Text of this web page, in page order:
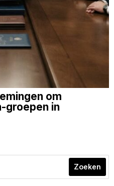
om
groepen in
Zoeken